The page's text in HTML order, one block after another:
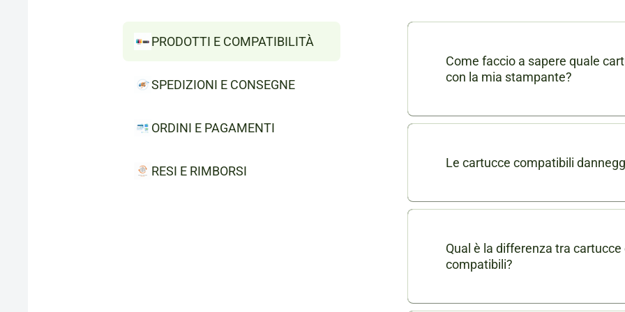
PRODOTTI E COMPATIBILITÀ
SPEDIZIONI E CONSEGNE
ORDINI E PAGAMENTI
RESI E RIMBORSI
Come faccio a sapere quale
con la mia stampante?
Nella scheda di ogni prodotto
puoi contattarci in chat o via mail a
Le cartucce compatibili
No, le nostre cartucce compatibili
stampante.
Qual è la differenza tra
compatibili?
Le cartucce o toner originali sono